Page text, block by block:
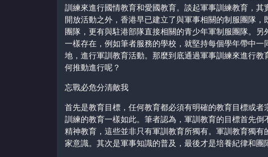
訓練來進行國情教育和愛國教育。談起軍事訓練教育，
開放活動之外，香港早已建立了與軍事相關的制服團隊
團隊，更有與駐港部隊直接相關的青少年軍制服團隊。
一樣存在，例如筆者服務的學校，就堅持每個學年帶中
地，進行軍訓教育活動。那麼到底通過軍事訓練來進行
何推動進行呢？
忘戰必危分清敵我
首先是教育目標，任何教育都必須有明確的教育目標或
訓練的教育一樣如此。筆者認為，軍訓教育的目標首先
精神教育，這些並非只有軍訓教育所獨有。軍訓教育獨
家意識。其次是軍事知識的普及，最後才是培養紀律和團